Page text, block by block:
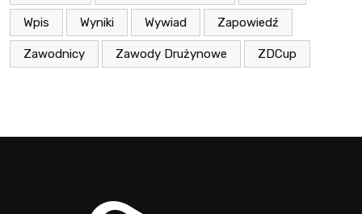
Wpis Wyniki Wywiad Zapowiedź
Zawodnicy Zawody Drużynowe ZDCup